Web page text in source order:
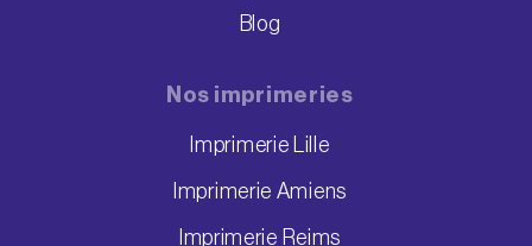
Blog
Nos imprimeries
Imprimerie Lille
Imprimerie Amiens
Imprimerie Reims